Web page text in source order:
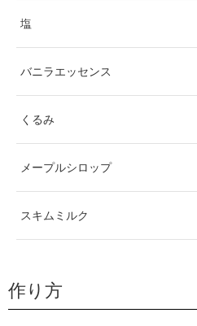
塩
バニラエッセンス
くるみ
メープルシロップ
スキムミルク
作り方